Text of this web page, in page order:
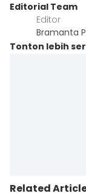
Editorial Team
Editor
Bramanta
Tonton lebih
Related